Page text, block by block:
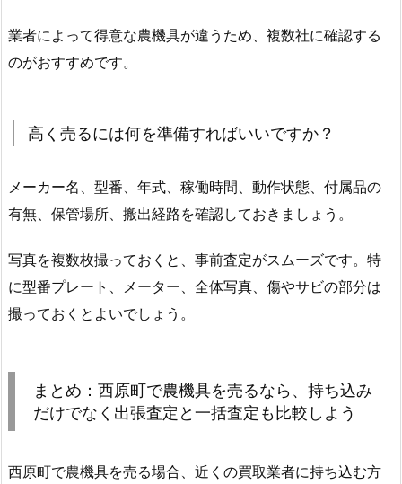
業者によって得意な農機具が違うため、複数社に確認する
のがおすすめです。
高く売るには何を準備すればいいですか？
メーカー名、型番、年式、稼働時間、動作状態、付属品の
有無、保管場所、搬出経路を確認しておきましょう。
写真を複数枚撮っておくと、事前査定がスムーズです。特
に型番プレート、メーター、全体写真、傷やサビの部分は
撮っておくとよいでしょう。
まとめ：西原町で農機具を売るなら、持ち込み
だけでなく出張査定と一括査定も比較しよう
西原町で農機具を売る場合、近くの買取業者に持ち込む方